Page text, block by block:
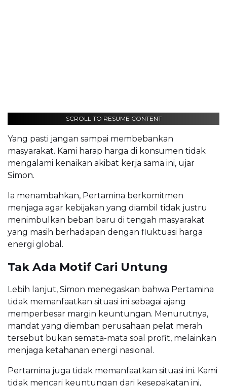
SCROLL TO RESUME CONTENT
Yang pasti jangan sampai membebankan
masyarakat. Kami harap harga di konsumen tidak
mengalami kenaikan akibat kerja sama ini, ujar
Simon.
Ia menambahkan, Pertamina berkomitmen
menjaga agar kebijakan yang diambil tidak justru
menimbulkan beban baru di tengah masyarakat
yang masih berhadapan dengan fluktuasi harga
energi global.
Tak Ada Motif Cari Untung
Lebih lanjut, Simon menegaskan bahwa Pertamina
tidak memanfaatkan situasi ini sebagai ajang
memperbesar margin keuntungan. Menurutnya,
mandat yang diemban perusahaan pelat merah
tersebut bukan semata-mata soal profit, melainkan
menjaga ketahanan energi nasional.
Pertamina juga tidak memanfaatkan situasi ini. Kami
tidak mencari keuntungan dari kesepakatan ini,